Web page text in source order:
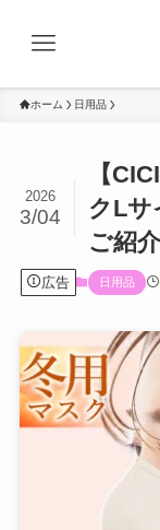
ホーム 日用品
【
クLサ
ご紹
2026
3/04
広告 日用品